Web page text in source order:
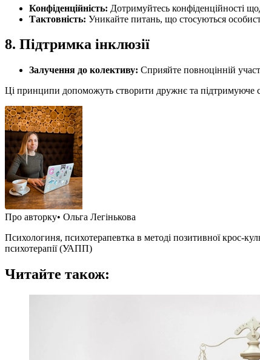
Конфіденційність: Дотримуйтесь конфіденційності
Тактовність: Уникайте питань, що стосуються
8. Підтримка інклюзії
Залучення до колективу: Сприяйте повноцінній
Ці принципи допоможуть створити дружнє та підтримуюче
Про авторку• Ольга Легінькова
Психологиня, психотерапевтка в методі позитивної крос-
психотерапії (УАПП)
Читайте також: